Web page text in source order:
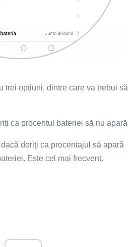
trei opțiuni, dintre care va trebui să
ca procentul bateriei să nu apară
doriți ca procentajul să apară
Este cel mai frecvent.